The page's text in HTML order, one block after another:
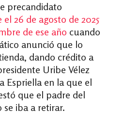
precandidato
el 26 de agosto de 2025
de ese año cuando
anunció que lo
dando crédito a
Uribe Vélez
Espriella en la que el
que el padre del
se iba a retirar.